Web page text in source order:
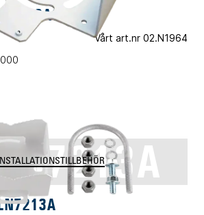
Vårt art.nr 02.N1964
INSTALLATIONSTILLBEHÖR